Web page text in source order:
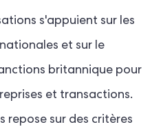
s'appuient sur les
et sur le
britannique pour
et transactions.
repose sur des critères